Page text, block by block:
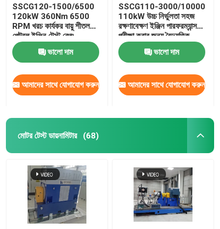
SSCG120-1500/6500
120kW 360Nm 6500
RPM খরচ কার্যকর বায়ু শীতল
পেট্রল ইঞ্জিন টেস্ট বেঞ্চ
ভালো দাম
আমাদের সাথে যোগাযোগ করুন
SSCG110-3000/10000
110kW উচ্চ নির্ভুলতা সহজ
রক্ষণাবেক্ষণ ইঞ্জিন পারফরম্যান্স
পরীক্ষা করার জন্য বৈদ্যুতিক
ডায়নামোমিটার টেস্ট বেঞ্চ সিস্টেম
ভালো দাম
আমাদের সাথে যোগাযোগ করুন
মোটর টেস্ট ডায়নামিটার (68)